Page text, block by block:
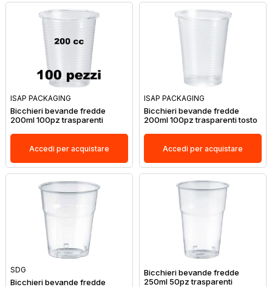
ISAP PACKAGING
Bicchieri bevande fredde
200ml 100pz trasparenti
Accedi per acquistare
ISAP PACKAGING
Bicchieri bevande fredde
200ml 100pz trasparenti tosto
Accedi per acquistare
SDG
Bicchieri bevande fredde
Bicchieri bevande fredde
250ml 50pz trasparenti